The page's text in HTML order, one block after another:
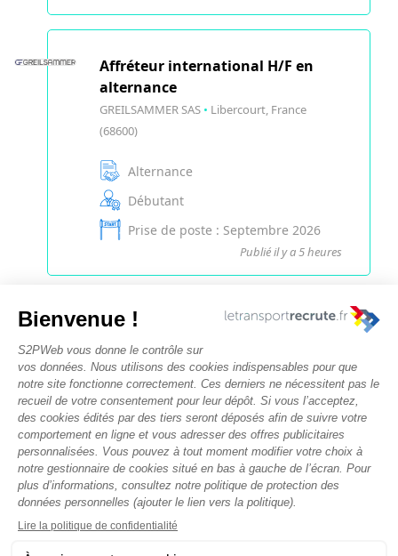
Affréteur international H/F en
alternance
GREILSAMMER SAS • Libercourt, France
(68600)
Alternance
Débutant
Prise de poste : Septembre 2026
Publié il y a 5 heures
Nous contacter
Rechercher des offres
Faîtes-vous chasser ! Déposez votre CV
Actualités et évènements
Conditions générales d'utilisation